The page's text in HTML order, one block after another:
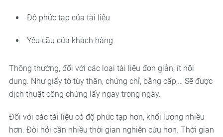
Độ phức tạp của tài liệu
Yêu cầu của khách hàng
Thông thường, đối với các loại tài liệu đơn giản, ít nội
dung. Như giấy tờ tùy thân, chứng chỉ, bằng cấp,… Sẽ được
dịch thuật công chứng lấy ngay trong ngày.
Đối với các tài liệu có độ phức tạp hơn, khối lượng nhiều
hơn. Đòi hỏi cần nhiều thời gian nghiên cứu hơn. Thời gian